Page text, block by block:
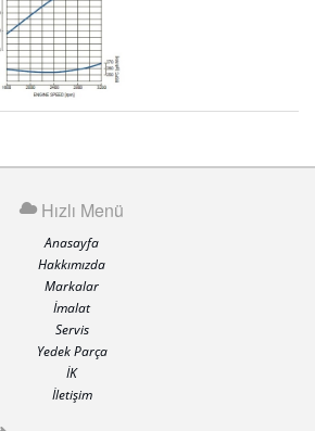
Hızlı Menü
Anasayfa
Hakkımızda
Markalar
İmalat
Servis
Yedek Parça
İK
İletişim